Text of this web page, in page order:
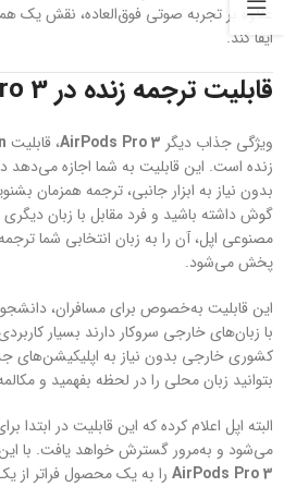
علاوه بر تجربه صوتی فوق‌العاده، نقش یک
ایفا کند.
قابلیت ترجمه زنده در AirPods Pro 3
ویژگی جذاب دیگر AirPods Pro 3، قابلیت
زنده است. این قابلیت به شما اجازه می‌دهد
گوش داشته باشید و فرد مقابل با زبان
مصنوعی اپل، آن را به زبان انتخابی شما
پخش می‌شود.
این قابلیت به‌خصوص برای مسافران،
با زبان‌های خارجی سروکار دارند بسیار
کشوری خارجی بدون نیاز به اپلیکیشن‌های
بتوانید زبان محلی را در لحظه بفهمید و
البته اپل اعلام کرده که این قابلیت در
می‌شود و به‌مرور گسترش خواهد یافت. با
AirPods Pro 3 را به یک محصول فراتر از